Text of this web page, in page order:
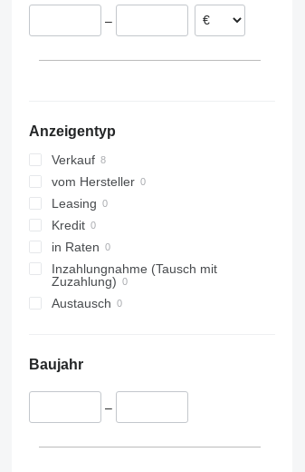
–
Anzeigentyp
Verkauf
vom Hersteller
Leasing
Kredit
in Raten
Inzahlungnahme (Tausch mit
Zuzahlung)
Austausch
Baujahr
–